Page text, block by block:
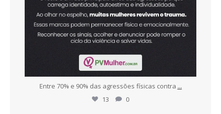
Entre 70% e 90% das agressões físicas contra ...
13
0